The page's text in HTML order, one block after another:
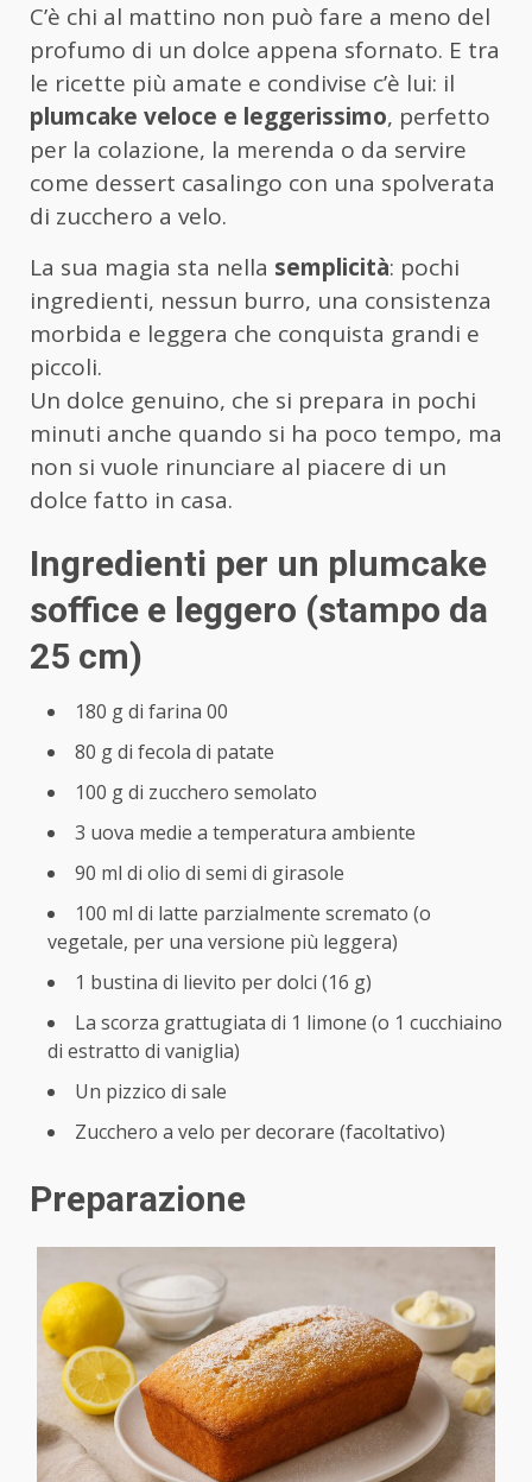
C’è chi al mattino non può fare a meno del
profumo di un dolce appena sfornato. E tra
le ricette più amate e condivise c’è lui: il
plumcake veloce e leggerissimo, perfetto
per la colazione, la merenda o da servire
come dessert casalingo con una spolverata
di zucchero a velo.
La sua magia sta nella semplicità: pochi
ingredienti, nessun burro, una consistenza
morbida e leggera che conquista grandi e
piccoli.
Un dolce genuino, che si prepara in pochi
minuti anche quando si ha poco tempo, ma
non si vuole rinunciare al piacere di un
dolce fatto in casa.
Ingredienti per un plumcake
soffice e leggero (stampo da
25 cm)
180 g di farina 00
80 g di fecola di patate
100 g di zucchero semolato
3 uova medie a temperatura ambiente
90 ml di olio di semi di girasole
100 ml di latte parzialmente scremato (o
vegetale, per una versione più leggera)
1 bustina di lievito per dolci (16 g)
La scorza grattugiata di 1 limone (o 1 cucchiaino
di estratto di vaniglia)
Un pizzico di sale
Zucchero a velo per decorare (facoltativo)
Preparazione